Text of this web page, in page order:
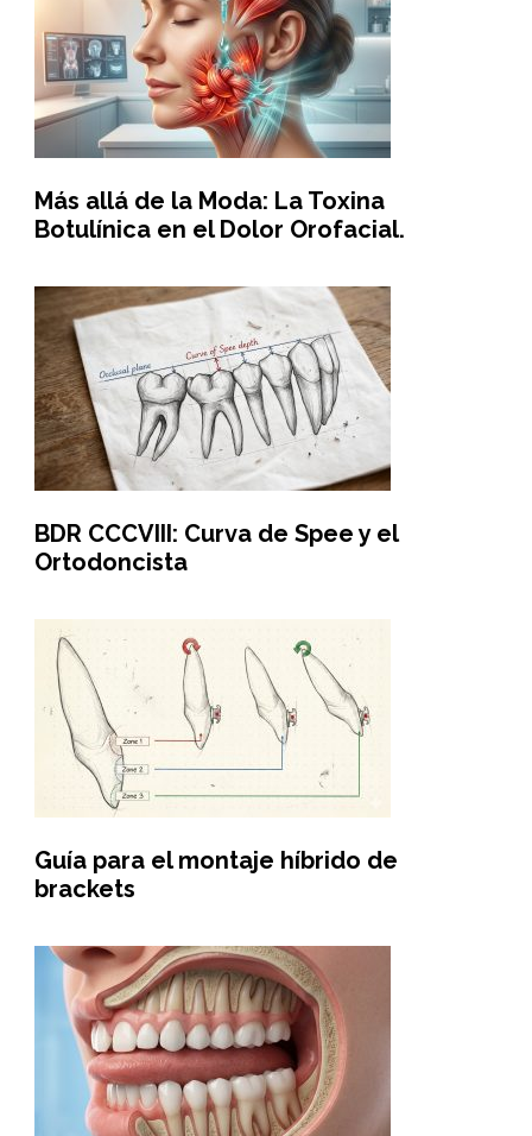
Más allá de la Moda: La Toxina
Botulínica en el Dolor Orofacial.
BDR CCCVIII: Curva de Spee y el
Ortodoncista
Guía para el montaje híbrido de
brackets